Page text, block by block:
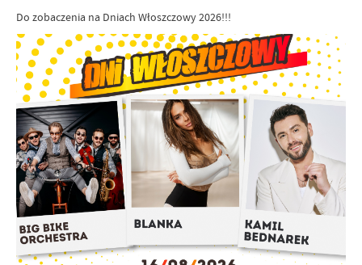
Do zobaczenia na Dniach Włoszczowy 2026!!!